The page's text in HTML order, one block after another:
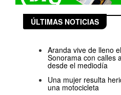
ÚLTIMAS NOTICIAS
Aranda vive de lleno
Sonorama con calles
desde el mediodía
Una mujer resulta
una motocicleta